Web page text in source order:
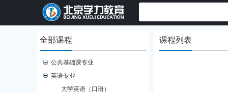
全部课程
公共基础课专业
英语专业
大学英语（口语）
课程列表